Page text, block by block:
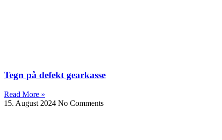
Tegn på defekt gearkasse
Read More »
15. August 2024 No Comments